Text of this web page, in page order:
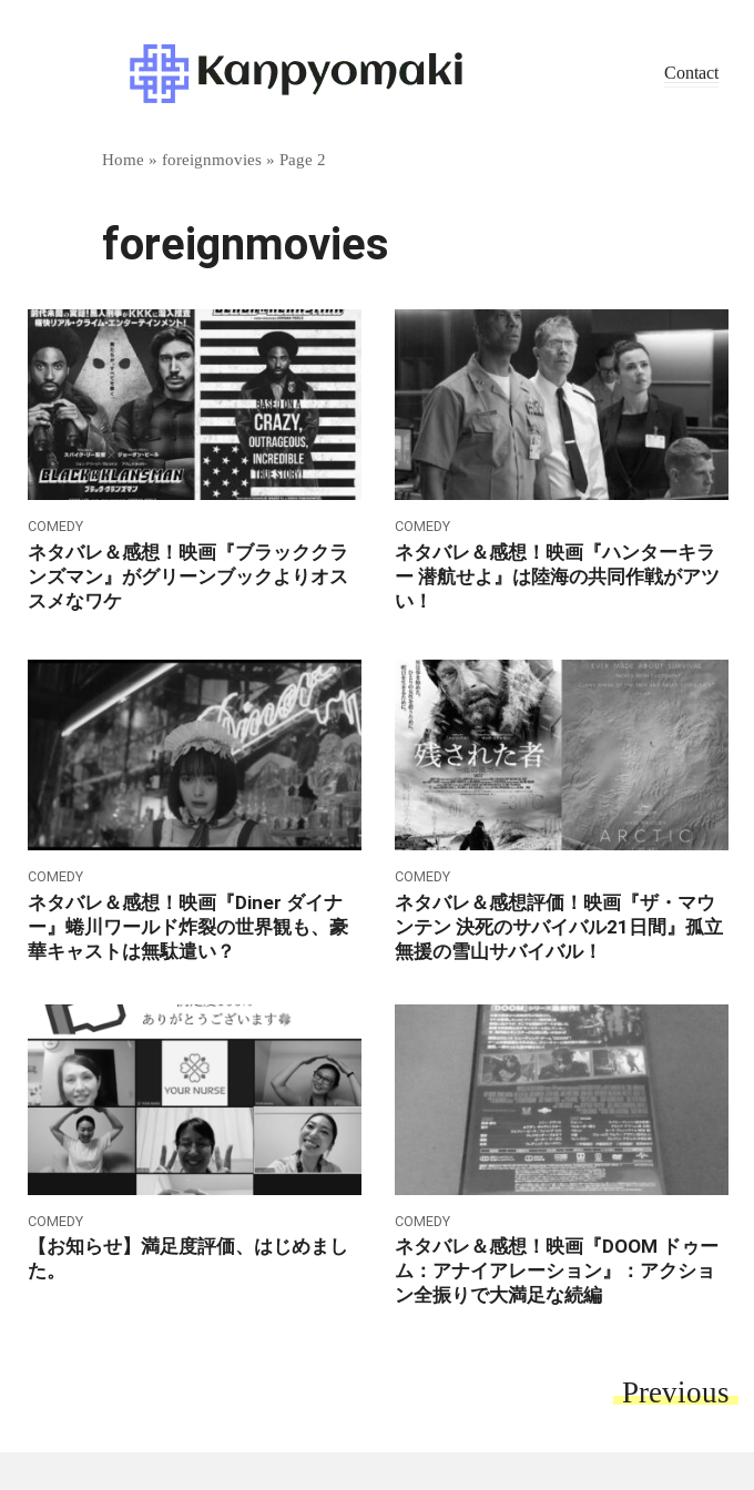
Contact
Home » foreignmovies » Page 2
foreignmovies
COMEDY
ネタバレ＆感想！映画『ブラッククラ
ンズマン』がグリーンブックよりオス
スメなワケ
COMEDY
ネタバレ＆感想！映画『ハンターキラ
ー 潜航せよ』は陸海の共同作戦がアツ
い！
COMEDY
ネタバレ＆感想！映画『Diner ダイナ
ー』蜷川ワールド炸裂の世界観も、豪
華キャストは無駄遣い？
COMEDY
ネタバレ＆感想評価！映画『ザ・マウ
ンテン 決死のサバイバル21日間』孤立
無援の雪山サバイバル！
COMEDY
【お知らせ】満足度評価、はじめまし
た。
COMEDY
ネタバレ＆感想！映画『DOOM ドゥー
ム：アナイアレーション』：アクショ
ン全振りで大満足な続編
Previous